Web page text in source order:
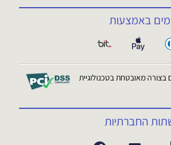
באמצעות
מאובטחת בטכנולוגיית
החברתיות